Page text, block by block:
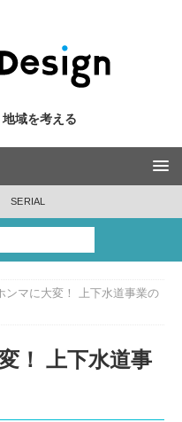
域を考える
SERIAL
ンマに大変！ 上下水道事業の
！ 上下水道事